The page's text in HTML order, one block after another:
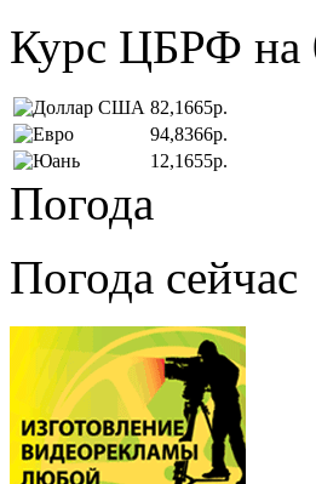
Курс ЦБРФ на
82,1665р.
94,8366р.
12,1655р.
Погода
Погода сейчас